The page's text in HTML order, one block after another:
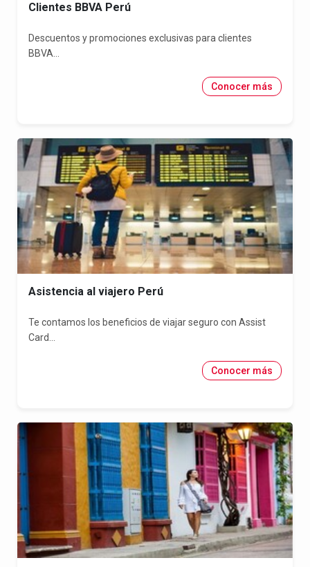
Clientes BBVA Perú
Descuentos y promociones exclusivas para clientes
BBVA...
Conocer más
Asistencia al viajero Perú
Te contamos los beneficios de viajar seguro con Assist
Card...
Conocer más